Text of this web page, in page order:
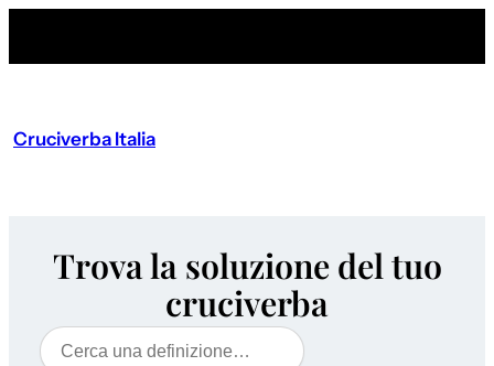
Cruciverba Italia
Trova la soluzione del tuo
cruciverba
Cerca